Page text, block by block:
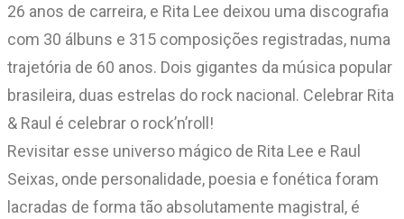
26 anos de carreira, e Rita Lee deixou uma discografia
com 30 álbuns e 315 composições registradas, numa
trajetória de 60 anos. Dois gigantes da música popular
brasileira, duas estrelas do rock nacional. Celebrar Rita
& Raul é celebrar o rock’n’roll!
Revisitar esse universo mágico de Rita Lee e Raul
Seixas, onde personalidade, poesia e fonética foram
lacradas de forma tão absolutamente magistral, é